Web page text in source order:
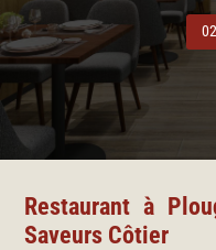
Restaurant à
Saveurs Côtier